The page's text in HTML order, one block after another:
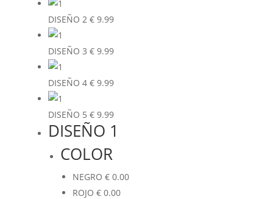
DISEÑO 2 €9.99
DISEÑO 3 €9.99
DISEÑO 4 €9.99
DISEÑO 5 €9.99
DISEÑO 1
COLOR
NEGRO €0.00
ROJO €0.00